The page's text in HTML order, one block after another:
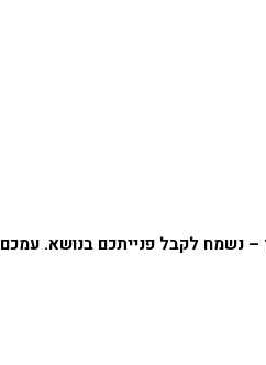
– נשמח לקבל פנייתכם בנושא. עמכם